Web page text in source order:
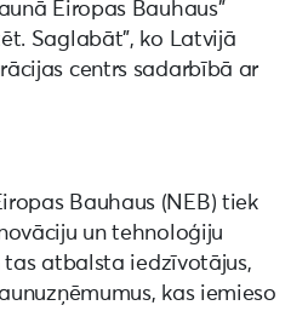
Eiropas Bauhaus”
Saglabāt”, ko Latvijā
centrs sadarbībā ar
Bauhaus (NEB) tiek
un tehnoloģiju
atbalsta iedzīvotājus,
kas iemieso